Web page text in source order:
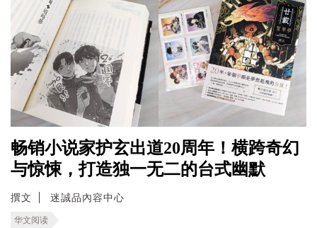
畅销小说家护玄出道20周年！横跨奇幻
与惊悚，打造独一无二的台式幽默
撰文 迷誠品內容中心
华文阅读